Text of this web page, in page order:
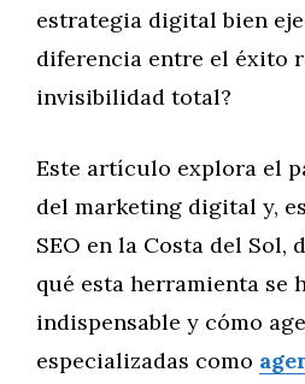
estrategia digital bien
diferencia entre el éxito
invisibilidad total?
Este artículo explora el
del marketing digital y,
SEO en la Costa del Sol,
qué esta herramienta se
indispensable y cómo
especializadas como